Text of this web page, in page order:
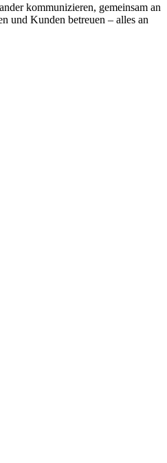
kommunizieren, gemeinsam an
und Kunden betreuen – alles an